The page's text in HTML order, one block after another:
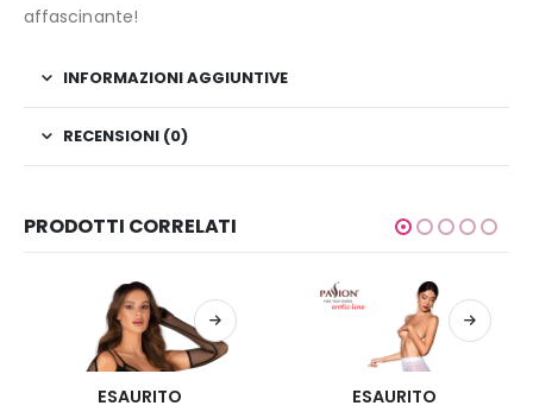
affascinante!
INFORMAZIONI AGGIUNTIVE
RECENSIONI (0)
PRODOTTI CORRELATI
ESAURITO ESAURITO